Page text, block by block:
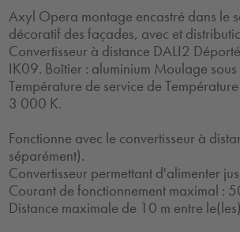
Axyl Opera montage encastré dans le
décoratif des façades, avec et
Convertisseur à distance DALI2
IK09. Boîtier : aluminium Moulage
Température de service de
3 000 K.
Fonctionne avec le convertisseur à
séparément).
Convertisseur permettant d'alimenter
Courant de fonctionnement maximal :
Distance maximale de 10 m entre